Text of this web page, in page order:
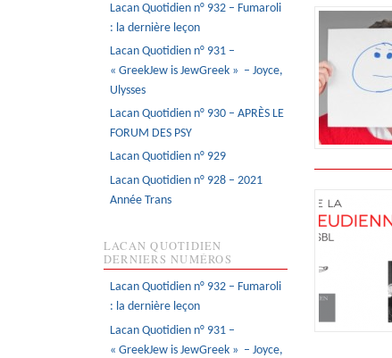
Lacan Quotidien n° 932 – Fumaroli
: la dernière leçon
Lacan Quotidien n° 931 –
« GreekJew is JewGreek » – Joyce,
Ulysses
Lacan Quotidien n° 930 – APRÈS LE
FORUM DES PSY
Lacan Quotidien n° 929
Lacan Quotidien n° 928 – 2021
Année Trans
LACAN QUOTIDIEN
DERNIERS NUMÉROS
Lacan Quotidien n° 932 – Fumaroli
: la dernière leçon
Lacan Quotidien n° 931 –
« GreekJew is JewGreek » – Joyce,